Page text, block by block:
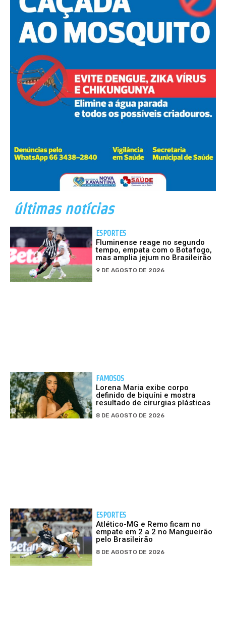
últimas notícias
ESPORTES
Fluminense reage no segundo
tempo, empata com o Botafogo,
mas amplia jejum no Brasileirão
9 DE AGOSTO DE 2026
FAMOSOS
Lorena Maria exibe corpo
definido de biquíni e mostra
resultado de cirurgias plásticas
8 DE AGOSTO DE 2026
ESPORTES
Atlético-MG e Remo ficam no
empate em 2 a 2 no Mangueirão
pelo Brasileirão
8 DE AGOSTO DE 2026